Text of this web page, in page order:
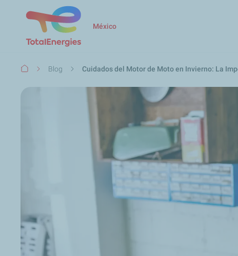
México
Ruta
Blog Cuidados del Motor de Moto en Invierno: La